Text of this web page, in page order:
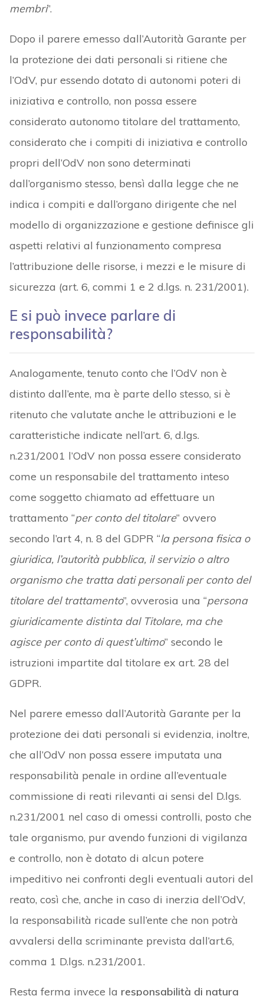
membri”.
Dopo il parere emesso dall’Autorità Garante per
la protezione dei dati personali si ritiene che
l’OdV, pur essendo dotato di autonomi poteri di
iniziativa e controllo, non possa essere
considerato autonomo titolare del trattamento,
considerato che i compiti di iniziativa e controllo
propri dell’OdV non sono determinati
dall’organismo stesso, bensì dalla legge che ne
indica i compiti e dall’organo dirigente che nel
modello di organizzazione e gestione definisce gli
aspetti relativi al funzionamento compresa
l’attribuzione delle risorse, i mezzi e le misure di
sicurezza (art. 6, commi 1 e 2 d.lgs. n. 231/2001).
E si può invece parlare di
responsabilità?
Analogamente, tenuto conto che l’OdV non è
distinto dall’ente, ma è parte dello stesso, si è
ritenuto che valutate anche le attribuzioni e le
caratteristiche indicate nell’art. 6, d.lgs.
n.231/2001 l’OdV non possa essere considerato
come un responsabile del trattamento inteso
come soggetto chiamato ad effettuare un
trattamento “per conto del titolare” ovvero
secondo l’art 4, n. 8 del GDPR “la persona fisica o
giuridica, l’autorità pubblica, il servizio o altro
organismo che tratta dati personali per conto del
titolare del trattamento”, ovverosia una “persona
giuridicamente distinta dal Titolare, ma che
agisce per conto di quest’ultimo” secondo le
istruzioni impartite dal titolare ex art. 28 del
GDPR.
Nel parere emesso dall’Autorità Garante per la
protezione dei dati personali si evidenzia, inoltre,
che all’OdV non possa essere imputata una
responsabilità penale in ordine all’eventuale
commissione di reati rilevanti ai sensi del D.lgs.
n.231/2001 nel caso di omessi controlli, posto che
tale organismo, pur avendo funzioni di vigilanza
e controllo, non è dotato di alcun potere
impeditivo nei confronti degli eventuali autori del
reato, così che, anche in caso di inerzia dell’OdV,
la responsabilità ricade sull’ente che non potrà
avvalersi della scriminante prevista dall’art.6,
comma 1 D.lgs. n.231/2001.
Resta ferma invece la responsabilità di natura